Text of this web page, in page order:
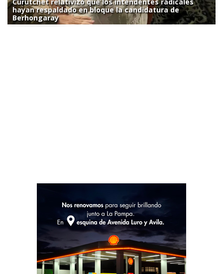
hayan respaldado en bloque la candidatura de
Berhongaray